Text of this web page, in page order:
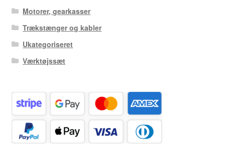
Motorer, gearkasser
Trækstænger og kabler
Ukategoriseret
Værktøjssæt